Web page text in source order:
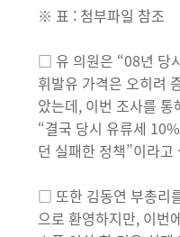
※ 표 : 첨부파일 참조
□ 유 의원은 “08년 당
휘발유 가격은 오히려
았는데, 이번 조사를
“결국 당시 유류세
던 실패한 정책”이라고
□ 또한 김동연 부총리
으로 환영하지만, 이번